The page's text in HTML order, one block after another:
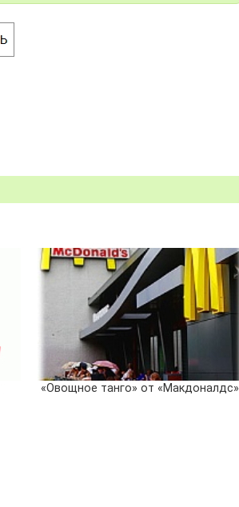
«Овощное танго» от «Макдоналдс»